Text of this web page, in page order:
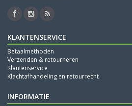
KLANTENSERVICE
Betaalmethoden
Verzenden & retourneren
Klantenservice
Klachtafhandeling en retourrecht
INFORMATIE